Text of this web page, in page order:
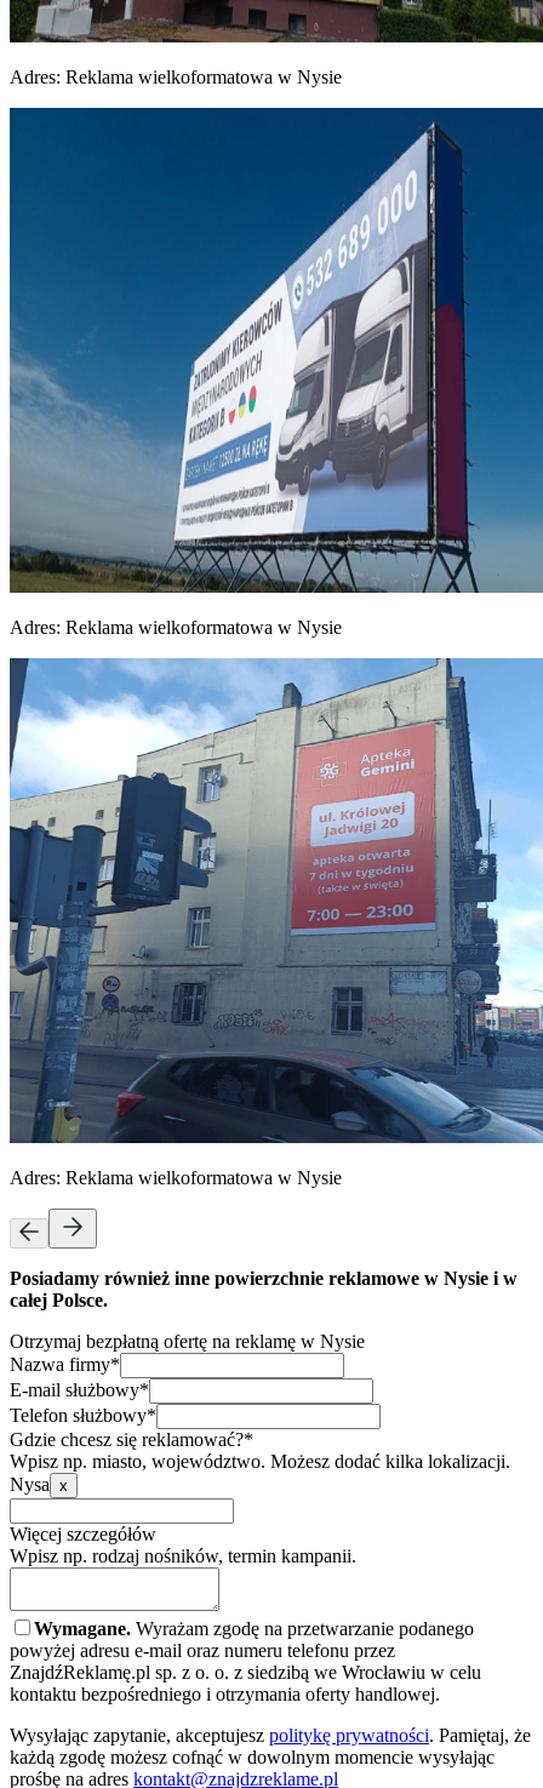
Adres: Reklama wielkoformatowa w Nysie
Adres: Reklama wielkoformatowa w Nysie
Adres: Reklama wielkoformatowa w Nysie
Posiadamy również inne powierzchnie reklamowe w Nysie i w
całej Polsce.
Otrzymaj bezpłatną ofertę na reklamę w Nysie
Nazwa firmy*
E-mail służbowy*
Telefon służbowy*
Gdzie chcesz się reklamować?*
Wpisz np. miasto, województwo. Możesz dodać kilka lokalizacji.
Nysa x
Więcej szczegółów
Wpisz np. rodzaj nośników, termin kampanii.
Wymagane. Wyrażam zgodę na przetwarzanie podanego
powyżej adresu e-mail oraz numeru telefonu przez
ZnajdźReklamę.pl sp. z o. o. z siedzibą we Wrocławiu w celu
kontaktu bezpośredniego i otrzymania oferty handlowej.
Wysyłając zapytanie, akceptujesz politykę prywatności. Pamiętaj, że
każdą zgodę możesz cofnąć w dowolnym momencie wysyłając
prośbę na adres kontakt@znajdzreklame.pl